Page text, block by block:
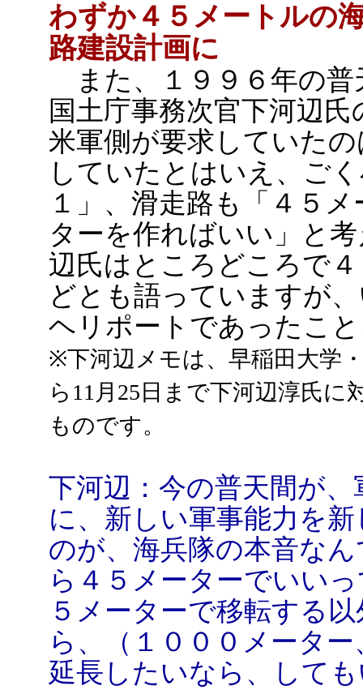
わずか４５メートルの
路建設計画に
また、１９９６年の普
国土庁事務次官下河辺
米軍側が要求していた
していたとはいえ、ご
１」、滑走路も「４５
ターを作ればいい」と
辺氏はところどころで
どとも語っていますが
ヘリポートであったこ
※下河辺メモは、早稲田大学
ら11月25日まで下河辺淳氏
ものです。
下河辺：今の普天間が
に、新しい軍事能力を
のが、海兵隊の本音な
ら４５メーターでいい
５メーターで移転する
ら、（１０００メータ
延長したいなら、して